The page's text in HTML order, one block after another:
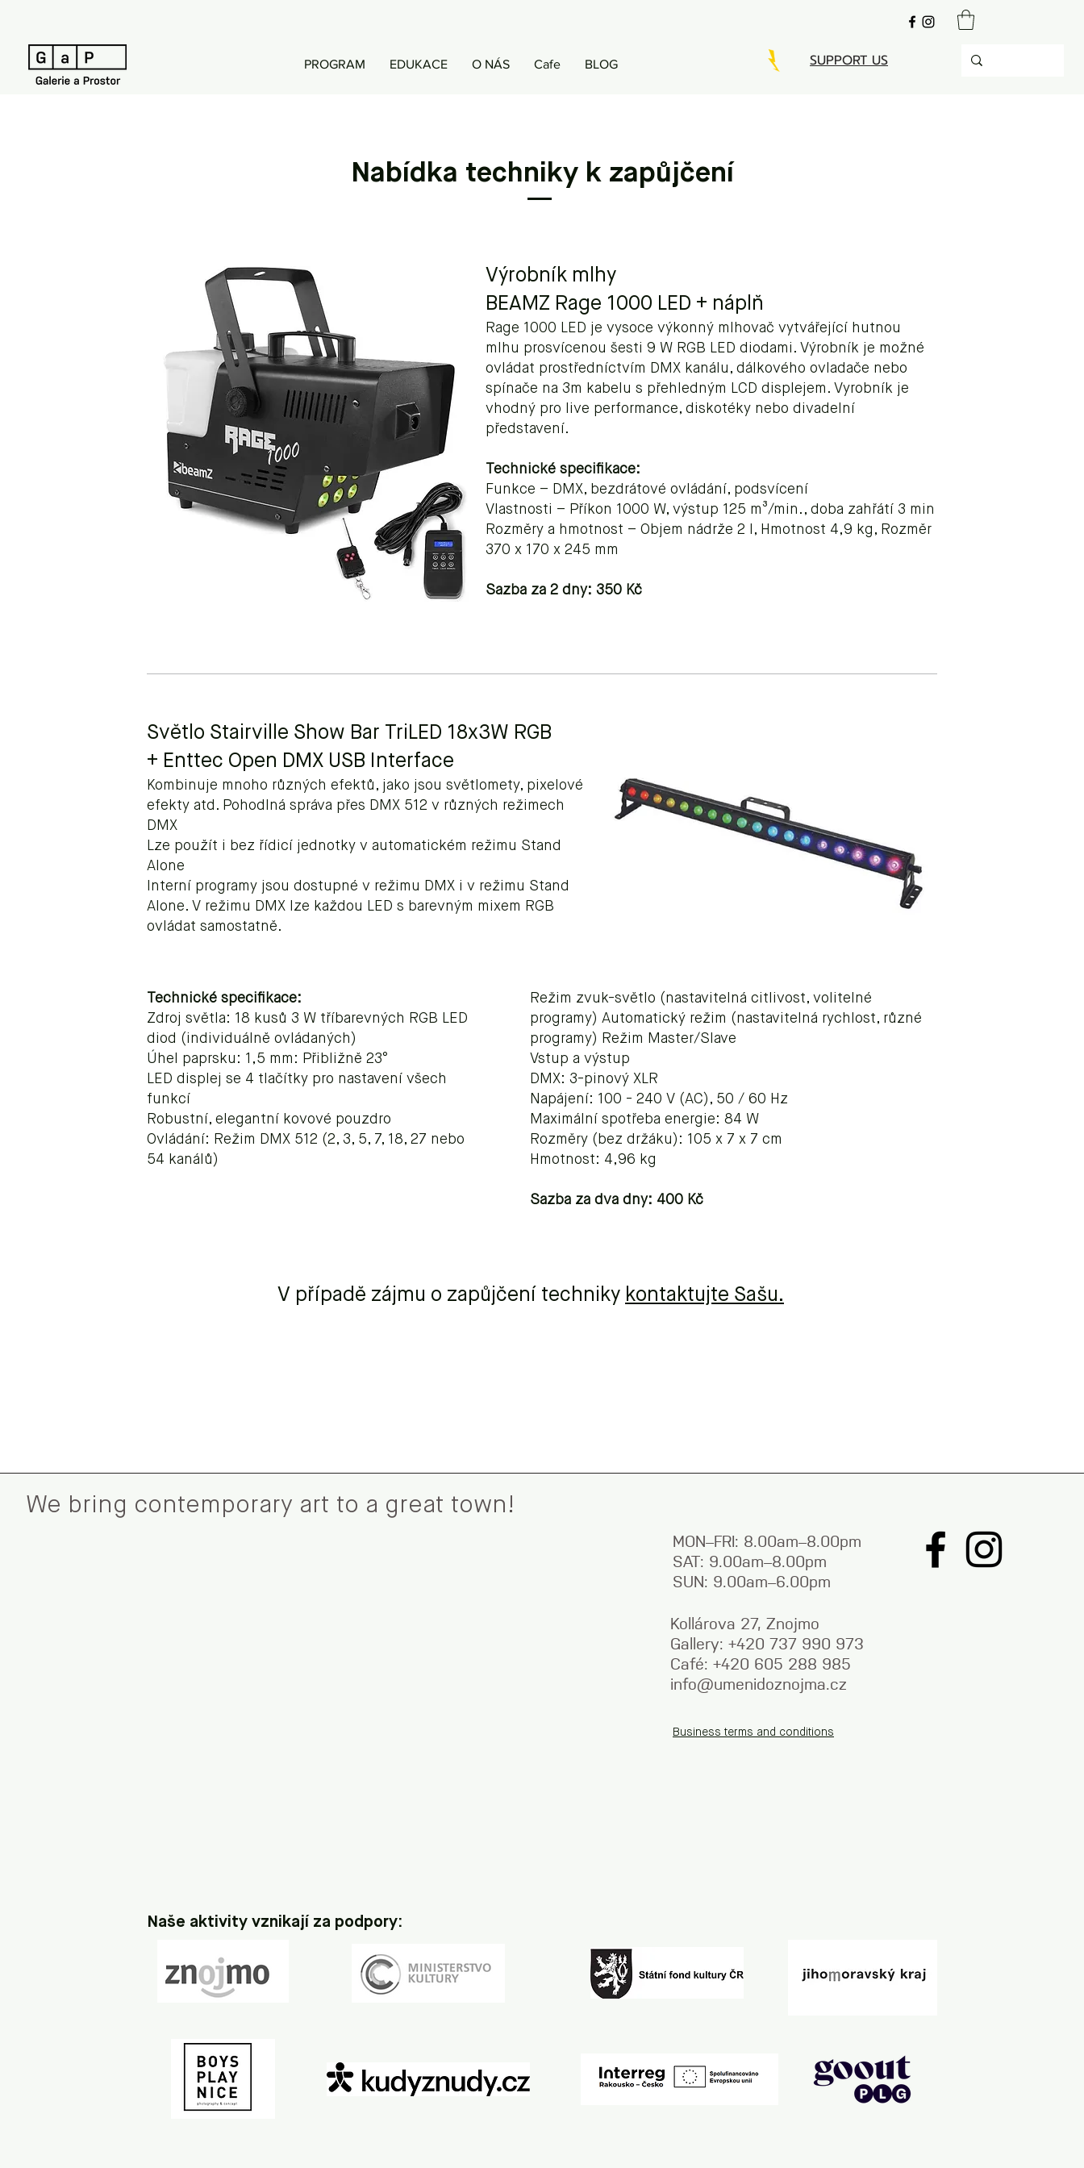
PROGRAM EDUKACE O NÁS Cafe BLOG SUPPORT US
Nabídka techniky k zapůjčení
Výrobník mlhy
BEAMZ Rage 1000 LED + náplň
Rage 1000 LED je vysoce výkonný mlhovač vytvářející hutnou
mlhu prosvícenou šesti 9 W RGB LED diodami. Výrobník je možné
ovládat prostředníctvím DMX kanálu, dálkového ovladače nebo
spínače na 3m kabelu s přehledným LCD displejem. Vyrobník je
vhodný pro live performance, diskotéky nebo divadelní
představení.
Technické specifikace:
Funkce – DMX, bezdrátové ovládání, podsvícení
Vlastnosti – Příkon 1000 W, výstup 125 m³/min., doba zahřátí 3 min
Rozměry a hmotnost – Objem nádrže 2 l, Hmotnost 4,9 kg, Rozměr
370 x 170 x 245 mm
Sazba za 2 dny: 350 Kč
Světlo Stairville Show Bar TriLED 18x3W RGB
+ Enttec Open DMX USB Interface
Kombinuje mnoho různých efektů, jako jsou světlomety, pixelové
efekty atd. Pohodlná správa přes DMX 512 v různých režimech
DMX
Lze použít i bez řídicí jednotky v automatickém režimu Stand
Alone
Interní programy jsou dostupné v režimu DMX i v režimu Stand
Alone. V režimu DMX lze každou LED s barevným mixem RGB
ovládat samostatně.
Technické specifikace:
Zdroj světla: 18 kusů 3 W tříbarevných RGB LED
diod (individuálně ovládaných)
Úhel paprsku: 1,5 mm: Přibližně 23°
LED displej se 4 tlačítky pro nastavení všech
funkcí
Robustní, elegantní kovové pouzdro
Ovládání: Režim DMX 512 (2, 3, 5, 7, 18, 27 nebo
54 kanálů)
Režim zvuk-světlo (nastavitelná citlivost, volitelné
programy) Automatický režim (nastavitelná rychlost, různé
programy) Režim Master/Slave
Vstup a výstup
DMX: 3-pinový XLR
Napájení: 100 - 240 V (AC), 50 / 60 Hz
Maximální spotřeba energie: 84 W
Rozměry (bez držáku): 105 x 7 x 7 cm
Hmotnost: 4,96 kg
Sazba za dva dny: 400 Kč
V případě zájmu o zapůjčení techniky kontaktujte Sašu.
We bring contemporary art to a great town!
MON–FRI: 8.00am–8.00pm
SAT: 9.00am–8.00pm
SUN: 9.00am–6.00pm
Kollárova 27, Znojmo
Gallery: +420 737 990 973
Café: +420 605 288 985
info@umenidoznojma.cz
Business terms and conditions
Naše aktivity vznikají za podpory: